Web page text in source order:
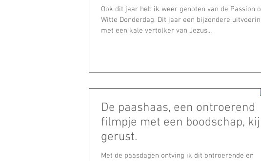
Ook dit jaar heb ik weer genoten van de Passion op
Witte Donderdag. Dit jaar een bijzondere uitvoering
met een kale vertolker van Jezus...
De paashaas, een ontroerend
filmpje met een boodschap, kijk
gerust.
Met de paasdagen ontving ik dit ontroerende en